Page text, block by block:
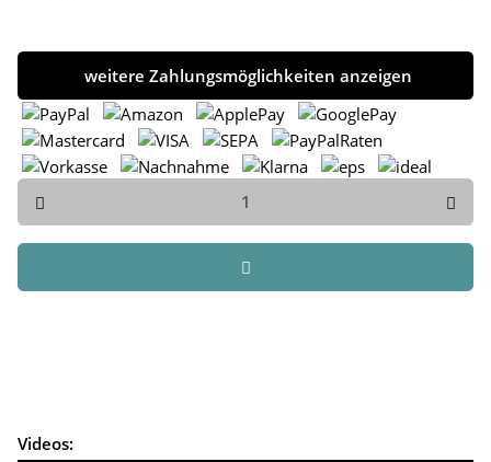
weitere Zahlungsmöglichkeiten anzeigen
Videos: